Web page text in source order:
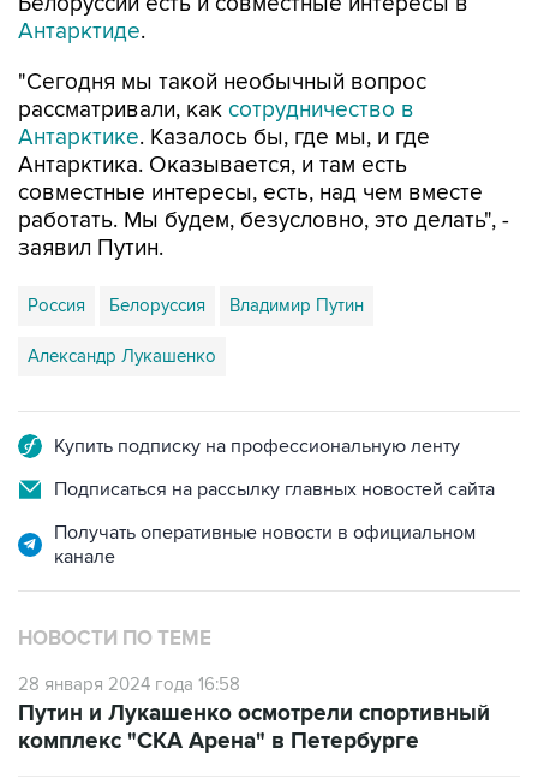
"Сегодня мы такой необычный вопрос
Антарктике. Казалось бы, где мы, и где
Антарктика. Оказывается, и там есть
совместные интересы, есть, над чем вместе
работать. Мы будем, безусловно, это делать", -
заявил Путин.
Россия Белоруссия
Александр Лукашенко
Подписаться на рассылку главных новостей сайта
Получать оперативные новости в официальном
НОВОСТИ ПО ТЕМЕ
28 января 2024 года 16:58
комплекс "СКА Арена" в Петербурге
28 января 2024 года 15:28